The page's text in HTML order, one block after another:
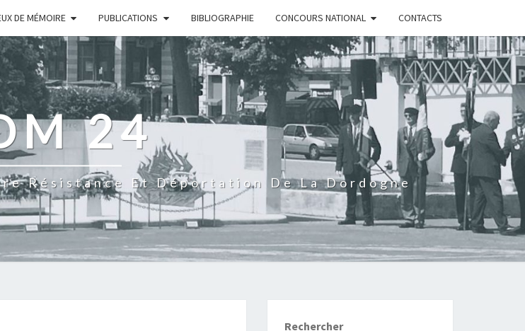
DE MÉMOIRE PUBLICATIONS BIBLIOGRAPHIE CONCOURS NATIONAL CONTACTS
24
Résistance Et Déportation De La Dordogne
Rechercher